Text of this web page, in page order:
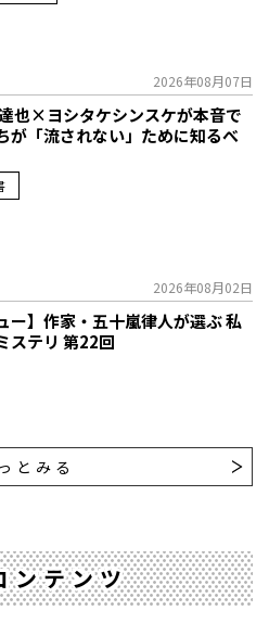
2026年08月07日
達也×ヨシタケシンスケが本音で
が「流されない」ために知るべ
2026年08月02日
ー】作家・五十嵐律人が選ぶ 私
ステリ 第22回
とみる
ンテンツ